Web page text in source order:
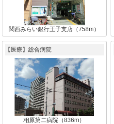
関西みらい銀行王子支店（758m）
【医療】総合病院
相原第二病院（836m）